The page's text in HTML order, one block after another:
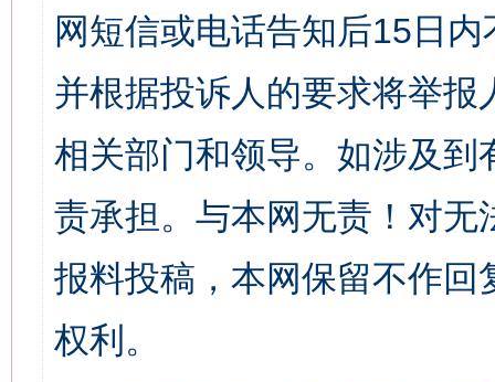
网短信或电话告知后15日
并根据投诉人的要求将举
相关部门和领导。如涉及
责承担。与本网无责！对
报料投稿，本网保留不作
权利。